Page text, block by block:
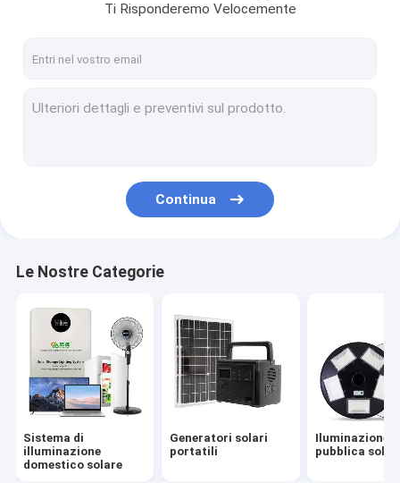
Luce di inondazione solare
Corredi leggeri solari
Luce di campeggio solare portatile
Luci decorative solari
Fan all'aperto alimentato solare
Lampada solare della zanzara
Luce solare della parete
Ti Risponderemo Velocemente
Continua
Le Nostre Categorie
Sistema di
illuminazione
domestico solare
Generatori solari
portatili
Iluminazione
pubblica